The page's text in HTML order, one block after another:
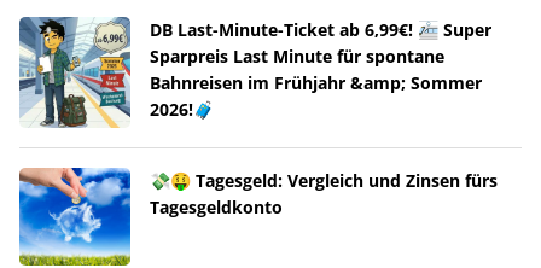
DB Last-Minute-Ticket ab 6,99€! 🚈 Super
Sparpreis Last Minute für spontane
Bahnreisen im Frühjahr &amp; Sommer
2026!🧳
💸🤑 Tagesgeld: Vergleich und Zinsen fürs
Tagesgeldkonto